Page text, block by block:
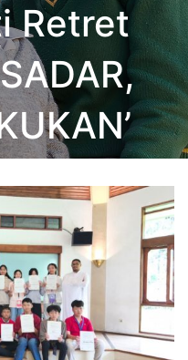
Retret